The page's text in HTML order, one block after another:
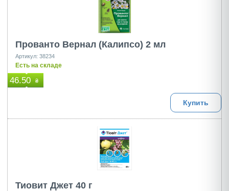
Прованто Вернал (Калипсо) 2 мл
Артикул: 38234
Есть на складе
46.50 ₴
Купить
Тиовит Джет 40 г